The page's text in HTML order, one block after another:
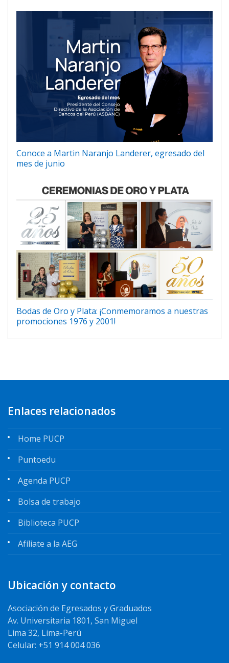
Conoce a Martin Naranjo Landerer, egresado del
mes de junio
Bodas de Oro y Plata: ¡Conmemoramos a nuestras
promociones 1976 y 2001!
Enlaces relacionados
Home PUCP
Puntoedu
Agenda PUCP
Bolsa de trabajo
Biblioteca PUCP
Afíliate a la AEG
Ubicación y contacto
Asociación de Egresados y Graduados
Av. Universitaria 1801, San Miguel
Lima 32, Lima-Perú
Celular: +51 914 004 036